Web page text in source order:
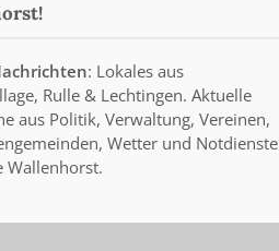
: Lokales aus
Rulle & Lechtingen. Aktuelle
aus Politik, Verwaltung, Vereinen,
Wetter und Notdienste
Wallenhorst.